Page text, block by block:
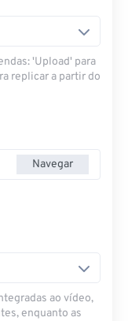
'Upload' para
replicar a partir do
Navegar
ao vídeo,
enquanto as